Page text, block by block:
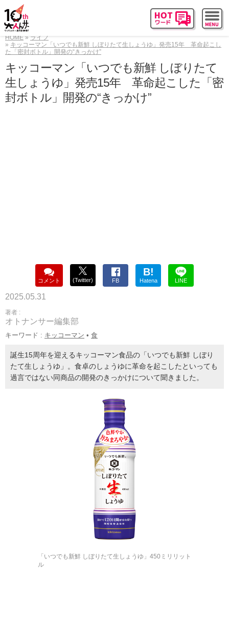
HOME
ライフ
キッコーマン「いつでも新鮮 しぼりたて生しょうゆ」発売15年 革命起こし
た「密封ボトル」開発の“きっかけ”
キッコーマン「いつでも新鮮 しぼりたて
生しょうゆ」発売15年 革命起こした「密
封ボトル」開発の“きっかけ”
コメント (Twitter) FB
B!
Hatena LINE
2025.05.31
著者 :
オトナンサー編集部
キーワード : キッコーマン • 食
誕生15周年を迎えるキッコーマン食品の「いつでも新鮮 しぼり
たて生しょうゆ」。食卓のしょうゆに革命を起こしたといっても
過言ではない同商品の開発のきっかけについて聞きました。
「いつでも新鮮 しぼりたて生しょうゆ」450ミリリット
ル